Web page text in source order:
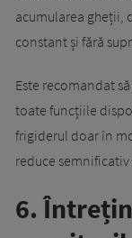
acumularea gheții,
constant și fără
Este recomandat
toate funcțiile
frigiderul doar în
reduce
6.